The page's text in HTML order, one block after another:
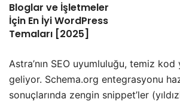
Bloglar ve İşletmeler
İçin En İyi WordPress
Temaları [2025]
Astra’nın SEO uyumluluğu, temiz kod
geliyor. Schema.org entegrasyonu
sonuçlarında zengin snippet’ler